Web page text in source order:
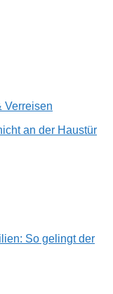
Verreisen
an der Haustür
So gelingt der